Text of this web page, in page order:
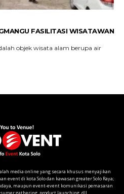
media online yang secara khusus menyajikan
event di kota Solo dan kawasan greater Solo Raya;
maupun event-event komunikasi pemasaran
gathering, product launching, dll.